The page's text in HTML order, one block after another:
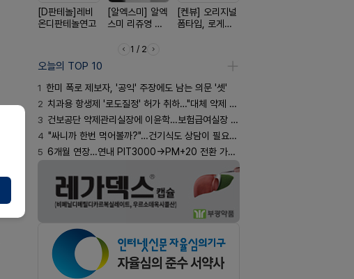
[D판테놀]레비
온디판테놀연고
[알엑스미] 알엑
스미 리쥬영 울
10000 딥리페
[켄뷰] 오리지널
폼타입, 로게인
1 / 2
오늘의 TOP 10
1 한미 폭로 제보자, '공익' 주장에도 남는 의문 '셋'
2 치과용 항생제 '로도질정' 허가 취하…"대체 약제 충분"
3 건보공단 약제관리실장에 이윤학…보험급여실장 윤유경
4 "싸니까 한번 먹어볼까?"…건기식도 상담이 필요한 이유
5 6개월 연장…연내 PIT3000→PM+20 전환 가능할까